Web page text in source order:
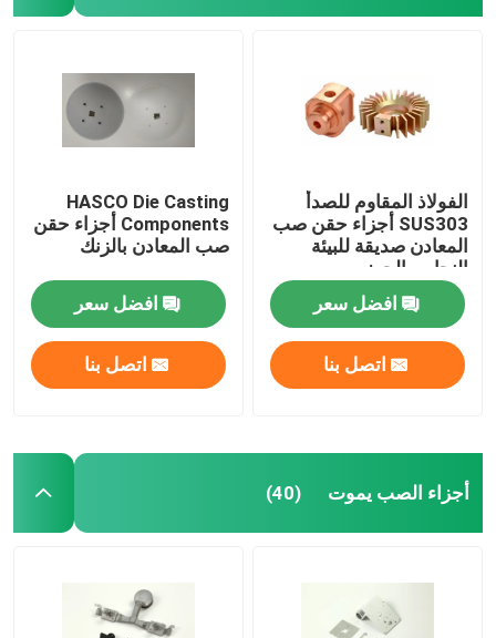
الفولاذ المقاوم للصدأ
SUS303 أجزاء حقن صب
المعادن صديقة للبيئة
النحاس الجوز
افضل سعر
اتصل بنا
HASCO Die Casting
Components أجزاء حقن
صب المعادن بالزنك
افضل سعر
اتصل بنا
أجزاء الصب يموت (40)